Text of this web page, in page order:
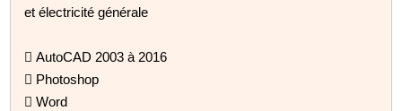
et électricité générale
 AutoCAD 2003 à 2016
 Photoshop
 Word